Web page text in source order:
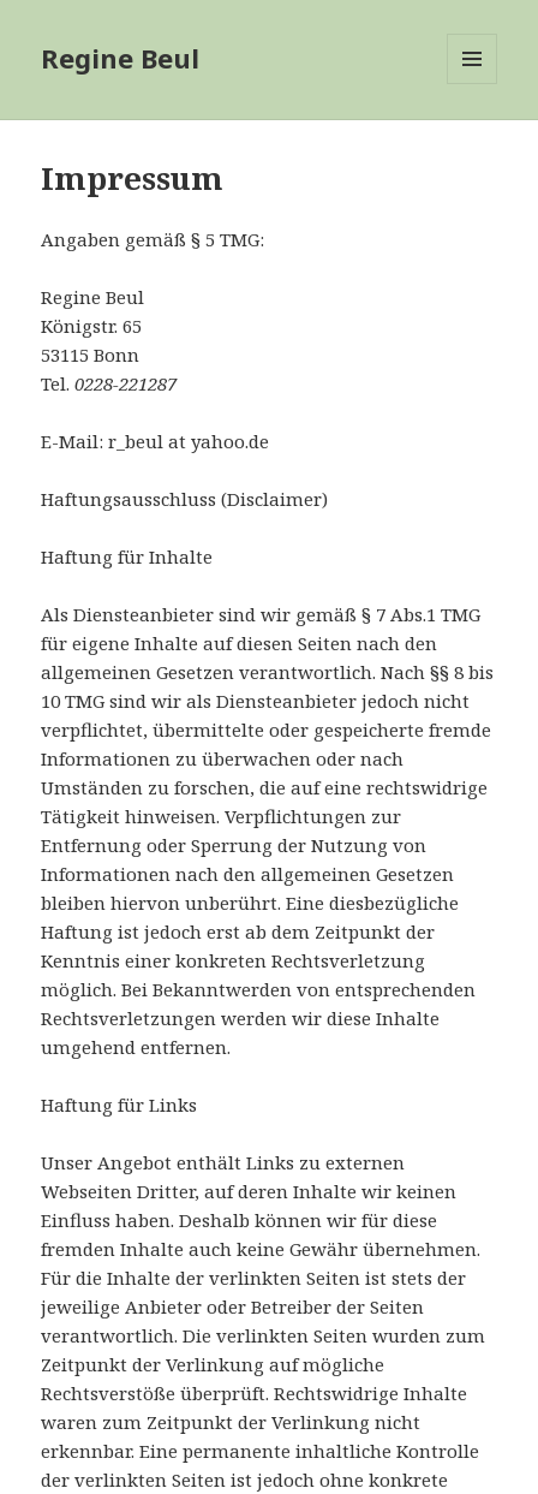
Regine Beul
Impressum
Angaben gemäß § 5 TMG:
Regine Beul
Königstr. 65
53115 Bonn
Tel.0228-221287
E-Mail: r_beul at yahoo.de
Haftungsausschluss (Disclaimer)
Haftung für Inhalte
Als Diensteanbieter sind wir gemäß § 7 Abs.1 TMG
für eigene Inhalte auf diesen Seiten nach den
allgemeinen Gesetzen verantwortlich. Nach §§ 8 bis
10 TMG sind wir als Diensteanbieter jedoch nicht
verpflichtet, übermittelte oder gespeicherte fremde
Informationen zu überwachen oder nach
Umständen zu forschen, die auf eine rechtswidrige
Tätigkeit hinweisen. Verpflichtungen zur
Entfernung oder Sperrung der Nutzung von
Informationen nach den allgemeinen Gesetzen
bleiben hiervon unberührt. Eine diesbezügliche
Haftung ist jedoch erst ab dem Zeitpunkt der
Kenntnis einer konkreten Rechtsverletzung
möglich. Bei Bekanntwerden von entsprechenden
Rechtsverletzungen werden wir diese Inhalte
umgehend entfernen.
Haftung für Links
Unser Angebot enthält Links zu externen
Webseiten Dritter, auf deren Inhalte wir keinen
Einfluss haben. Deshalb können wir für diese
fremden Inhalte auch keine Gewähr übernehmen.
Für die Inhalte der verlinkten Seiten ist stets der
jeweilige Anbieter oder Betreiber der Seiten
verantwortlich. Die verlinkten Seiten wurden zum
Zeitpunkt der Verlinkung auf mögliche
Rechtsverstöße überprüft. Rechtswidrige Inhalte
waren zum Zeitpunkt der Verlinkung nicht
erkennbar. Eine permanente inhaltliche Kontrolle
der verlinkten Seiten ist jedoch ohne konkrete